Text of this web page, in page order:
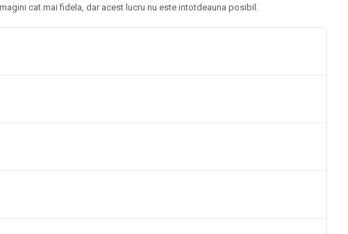
cat mai fidela, dar acest lucru nu este intotdeauna posibil.